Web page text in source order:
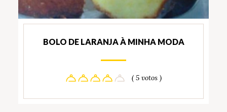
BOLO DE LARANJA À MINHA MODA
( 5 votos )